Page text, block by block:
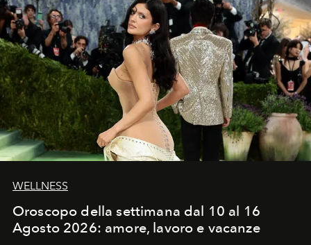
WELLNESS
Oroscopo della settimana dal 10 al 16
Agosto 2026: amore, lavoro e vacanze